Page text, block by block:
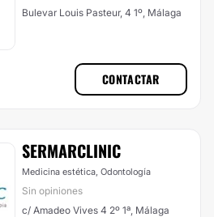
Bulevar Louis Pasteur, 4 1º, Málaga
CONTACTAR
SERMARCLINIC
Medicina estética, Odontología
Sin opiniones
c/ Amadeo Vives 4 2º 1ª, Málaga